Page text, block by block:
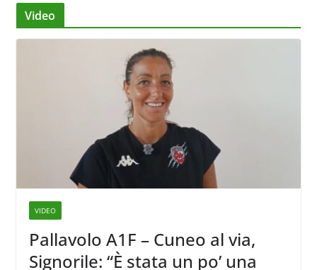
Video
VIDEO
Pallavolo A1F – Cuneo al via,
Signorile: “È stata un po’ una